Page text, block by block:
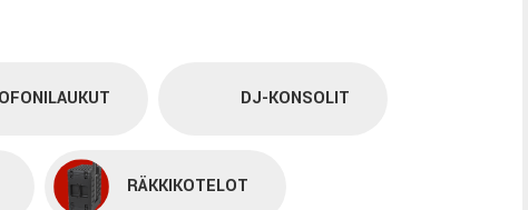
DJ-KONSOLIT
RÄKKIKOTELOT